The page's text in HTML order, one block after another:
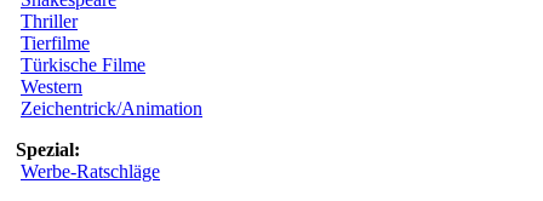
Thriller
Tierfilme
Türkische Filme
Western
Zeichentrick/Animation
Spezial:
Werbe-Ratschläge